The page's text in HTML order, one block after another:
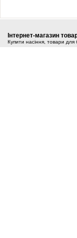
Інтернет-магазин
Купити насіння, товари для